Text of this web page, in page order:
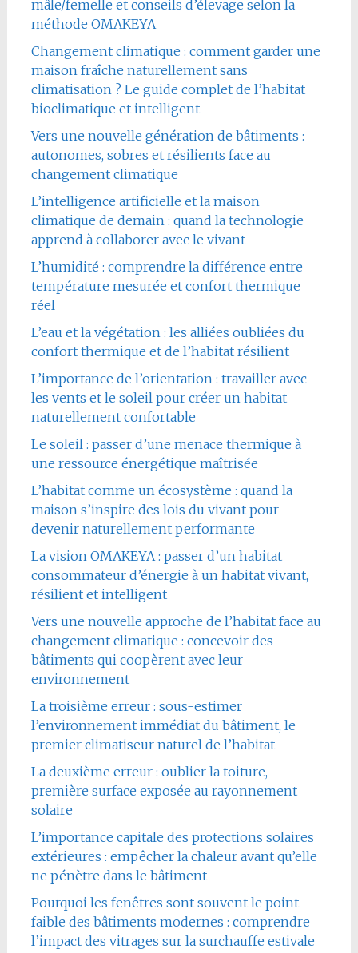
mâle/femelle et conseils d’élevage selon la
méthode OMAKEYA
Changement climatique : comment garder une
maison fraîche naturellement sans
climatisation ? Le guide complet de l’habitat
bioclimatique et intelligent
Vers une nouvelle génération de bâtiments :
autonomes, sobres et résilients face au
changement climatique
L’intelligence artificielle et la maison
climatique de demain : quand la technologie
apprend à collaborer avec le vivant
L’humidité : comprendre la différence entre
température mesurée et confort thermique
réel
L’eau et la végétation : les alliées oubliées du
confort thermique et de l’habitat résilient
L’importance de l’orientation : travailler avec
les vents et le soleil pour créer un habitat
naturellement confortable
Le soleil : passer d’une menace thermique à
une ressource énergétique maîtrisée
L’habitat comme un écosystème : quand la
maison s’inspire des lois du vivant pour
devenir naturellement performante
La vision OMAKEYA : passer d’un habitat
consommateur d’énergie à un habitat vivant,
résilient et intelligent
Vers une nouvelle approche de l’habitat face au
changement climatique : concevoir des
bâtiments qui coopèrent avec leur
environnement
La troisième erreur : sous-estimer
l’environnement immédiat du bâtiment, le
premier climatiseur naturel de l’habitat
La deuxième erreur : oublier la toiture,
première surface exposée au rayonnement
solaire
L’importance capitale des protections solaires
extérieures : empêcher la chaleur avant qu’elle
ne pénètre dans le bâtiment
Pourquoi les fenêtres sont souvent le point
faible des bâtiments modernes : comprendre
l’impact des vitrages sur la surchauffe estivale